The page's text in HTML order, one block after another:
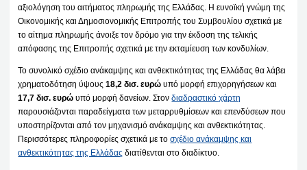
αξιολόγηση του αιτήματος πληρωμής της Ελλάδας. Η ευνοϊκή γνώμη της
Οικονομικής και Δημοσιονομικής Επιτροπής του Συμβουλίου σχετικά με
το αίτημα πληρωμής άνοιξε τον δρόμο για την έκδοση της τελικής
απόφασης της Επιτροπής σχετικά με την εκταμίευση των κονδυλίων.
Το συνολικό σχέδιο ανάκαμψης και ανθεκτικότητας της Ελλάδας θα λάβει
χρηματοδότηση ύψους18,2 δισ. ευρώ υπό μορφή επιχορηγήσεων και
17,7 δισ. ευρώ υπό μορφή δανείων. Στονδιαδραστικό χάρτη
παρουσιάζονται παραδείγματα των μεταρρυθμίσεων και επενδύσεων που
υποστηρίζονται από τον μηχανισμό ανάκαμψης και ανθεκτικότητας.
Περισσότερες πληροφορίες σχετικά με τοσχέδιο ανάκαμψης και
ανθεκτικότητας της Ελλάδας διατίθενται στο διαδίκτυο.